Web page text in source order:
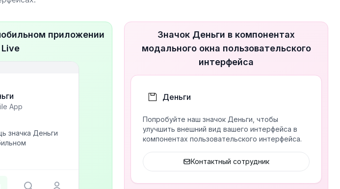
приложении
Live
App
значка Деньги
Значок Деньги в компонентах
модального окна пользовательского
интерфейса
Деньги
Попробуйте наш значок Деньги, чтобы
улучшить внешний вид вашего интерфейса в
компонентах пользовательского интерфейса.
Контактный сотрудник